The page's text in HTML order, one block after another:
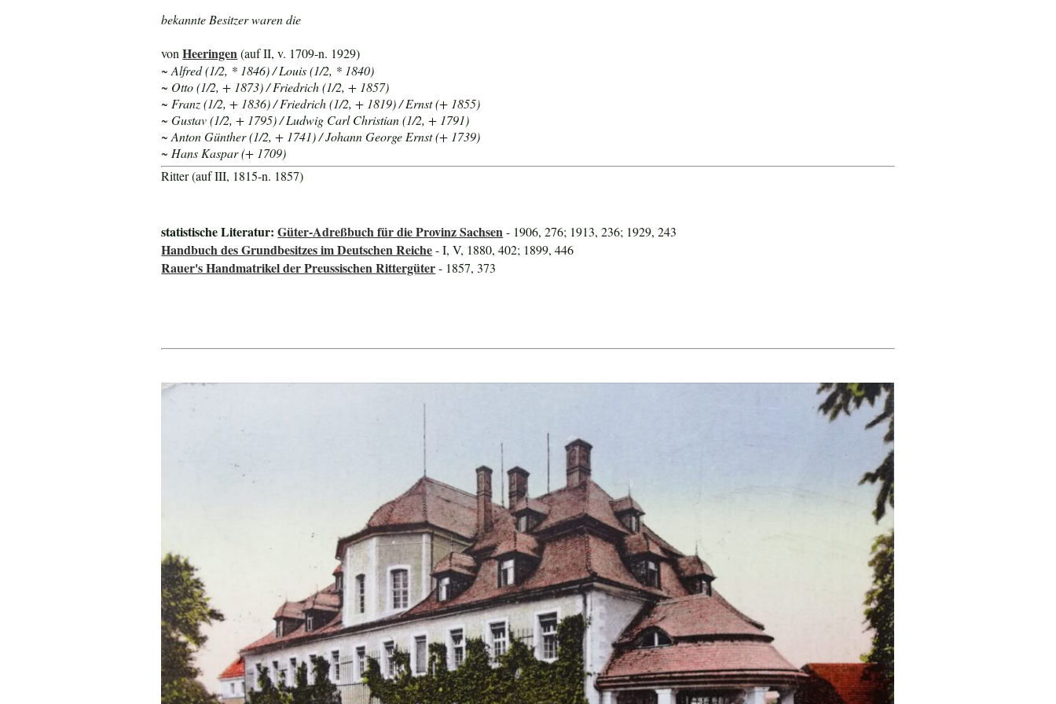
bekannte Besitzer waren die
vonHeeringen (auf II, v. 1709-n. 1929)
~ Alfred (1/2, * 1846) / Louis (1/2, * 1840)
~ Otto (1/2, + 1873) / Friedrich (1/2, + 1857)
~ Franz (1/2, + 1836) / Friedrich (1/2, + 1819) / Ernst (+ 1855)
~ Gustav (1/2, + 1795) / Ludwig Carl Christian (1/2, + 1791)
~ Anton Günther (1/2, + 1741) / Johann George Ernst (+ 1739)
~ Hans Kaspar (+ 1709)
Ritter (auf III, 1815-n. 1857)
statistische Literatur:Güter-Adreßbuch für die Provinz Sachsen- 1906, 276; 1913, 236; 1929, 243
Handbuch des Grundbesitzes im Deutschen Reiche- I, V, 1880, 402; 1899, 446
Rauer's Handmatrikel der Preussischen Rittergüter- 1857, 373